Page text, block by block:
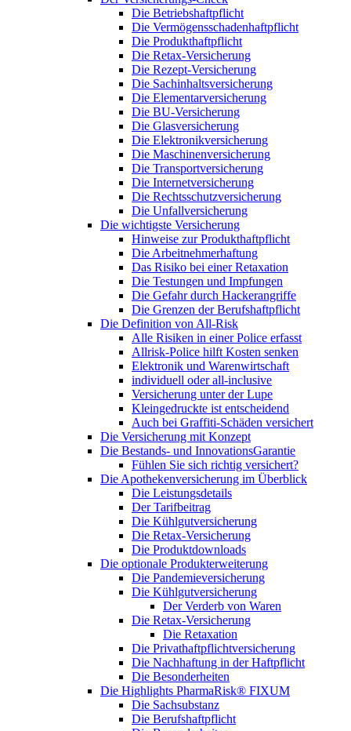
Die Betriebshaftpflicht
Die Vermögensschadenhaftpflicht
Die Produkthaftpflicht
Die Retax-Versicherung
Die Rezept-Versicherung
Die Sachinhaltsversicherung
Die Elementarversicherung
Die BU-Versicherung
Die Glasversicherung
Die Elektronikversicherung
Die Maschinenversicherung
Die Transportversicherung
Die Internetversicherung
Die Rechtsschutzversicherung
Die Unfallversicherung
Die wichtigste Versicherung
Hinweise zur Produkthaftpflicht
Die Arbeitnehmerhaftung
Das Risiko bei einer Retaxation
Die Testungen und Impfungen
Die Gefahr durch Hackerangriffe
Die Grenzen der Berufshaftpflicht
Die Definition von All-Risk
Alle Risiken in einer Police erfasst
Allrisk-Police hilft Kosten senken
Elektronik und Warenwirtschaft
individuell oder all-inclusive
Versicherung unter der Lupe
Kleingedruckte ist entscheidend
Auch bei Graffiti-Schäden versichert
Die Versicherung mit Konzept
Die Bestands- und InnovationsGarantie
Fühlen Sie sich richtig versichert?
Die Apothekenversicherung im Überblick
Die Leistungsdetails
Der Tarifbeitrag
Die Kühlgutversicherung
Die Retax-Versicherung
Die Produktdownloads
Die optionale Produkterweiterung
Die Pandemieversicherung
Die Kühlgutversicherung
Der Verderb von Waren
Die Retax-Versicherung
Die Retaxation
Die Privathaftpflichtversicherung
Die Nachhaftung in der Haftpflicht
Die Besonderheiten
Die Highlights PharmaRisk® FIXUM
Die Sachsubstanz
Die Berufshaftpflicht